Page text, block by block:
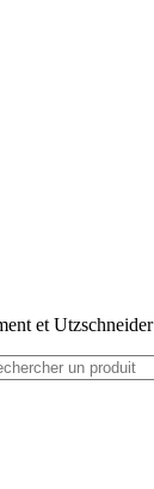
et Utzschneider